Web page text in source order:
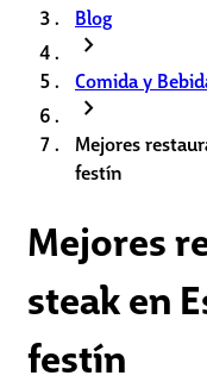
Blog
chevron_right
Comida y
chevron_right
Mejores
festín
Mejores
steak en
festín